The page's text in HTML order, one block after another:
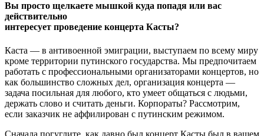
Вы просто щелкаете мышкой куда попадя или вас
действительно
интересует проведение концерта Касты?
Каста — в антивоенной эмиграции, выступаем по всему миру
кроме территории путинского государства. Мы предпочитаем
работать с профессиональными организаторами концертов, но
как большинство сложных дел, организация концерта —
задача посильная для любого, кто умеет общаться с людьми,
держать слово и считать деньги. Корпораты? Рассмотрим,
если заказчик не аффилирован с путинским режимом.
Сначала погуглите, как давно был концерт Касты был в вашем